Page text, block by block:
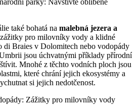
také bohatá na malebná jezera a
pro milovníky vody a klidné
di Braies v Dolomitech nebo vodopády
jsou úchvatnými příklady přírodní
Mnohé z těchto vodních ploch jsou
které chrání jejich ekosystémy a
si jejich nedotčenost.